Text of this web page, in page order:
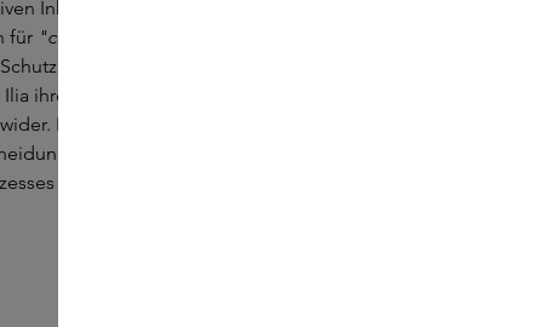
Inhaltsstoffen, bewussten
für "clean beauty
Gegründet von Sasha Plavsic, spiegelt
ihren Hintergrund im Design und ihre
Ilia setzt sich für Nachhaltigkeit und
in jedem Schritt des
ein.